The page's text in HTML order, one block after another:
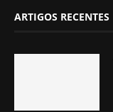
ARTIGOS RECENTES